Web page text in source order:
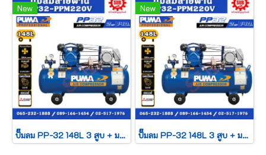
New
ปั๊มลม PP-32 148L 3 สูบ + มอเตอร์ 2HP 380V Mitsubishi
New
ปั๊มลม PP-32 148L 3 สูบ + มอเตอร์ 2HP 220V Mitsubishi